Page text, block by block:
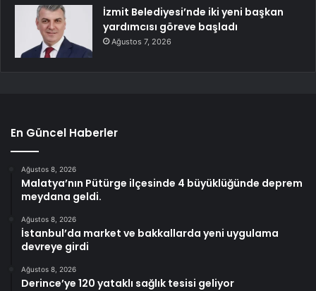
İzmit Belediyesi’nde iki yeni başkan
yardımcısı göreve başladı
Ağustos 7, 2026
En Güncel Haberler
Ağustos 8, 2026
Malatya’nın Pütürge ilçesinde 4 büyüklüğünde deprem
meydana geldi.
Ağustos 8, 2026
İstanbul’da market ve bakkallarda yeni uygulama
devreye girdi
Ağustos 8, 2026
Derince’ye 120 yataklı sağlık tesisi geliyor